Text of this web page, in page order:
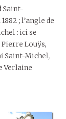
Saint-
; l’angle de
: ici se
Pierre Louÿs,
Saint-Michel,
Verlaine